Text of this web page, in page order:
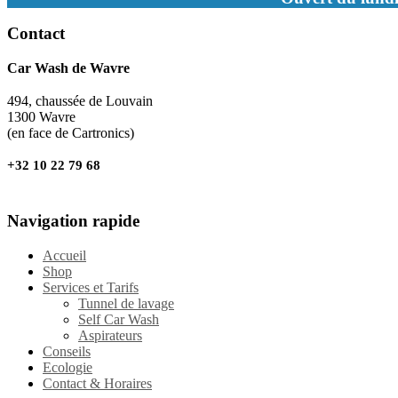
Contact
Car Wash de Wavre
494, chaussée de Louvain
1300 Wavre
(en face de Cartronics)
+32 10 22 79 68
Navigation rapide
Accueil
Shop
Services et Tarifs
Tunnel de lavage
Self Car Wash
Aspirateurs
Conseils
Ecologie
Contact & Horaires